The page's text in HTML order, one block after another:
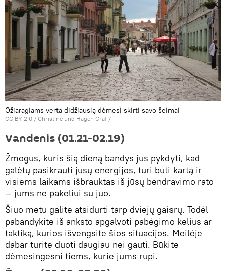
Ožiaragiams verta didžiausią dėmesį skirti savo šeimai
CC BY 2.0 / Christine und Hagen Graf /
Vandenis (01.21-02.19)
Žmogus, kuris šią dieną bandys jus pykdyti, kad
galėtų pasikrauti jūsų energijos, turi būti kartą ir
visiems laikams išbrauktas iš jūsų bendravimo rato
— jums ne pakeliui su juo.
Šiuo metu galite atsidurti tarp dviejų gaisrų. Todėl
pabandykite iš anksto apgalvoti pabėgimo kelius ar
taktiką, kurios išvengsite šios situacijos. Meilėje
dabar turite duoti daugiau nei gauti. Būkite
dėmesingesni tiems, kurie jums rūpi.